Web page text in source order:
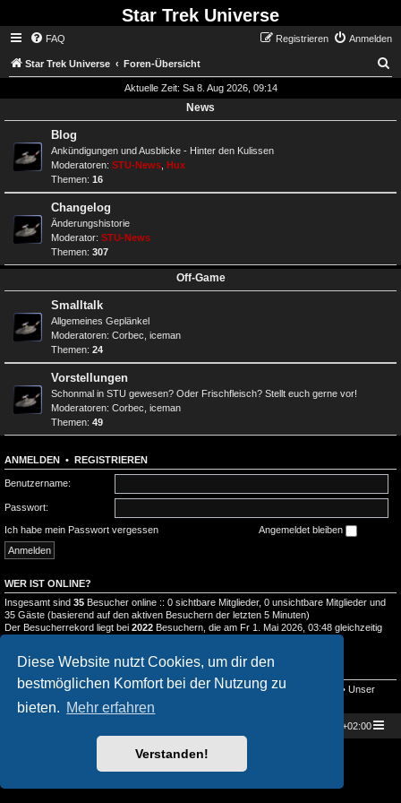
Diese Website nutzt Cookies, um dir den
bestmöglichen Komfort bei der Nutzung zu
bieten. Mehr erfahren
Verstanden!
Star Trek Universe
FAQ Anmelden
Registrieren
Star Trek Universe Foren-Übersicht
Aktuelle Zeit: Sa 8. Aug 2026, 09:14
News
Blog
Ankündigungen und Ausblicke - Hinter den Kulissen
Moderatoren: STU-News Hux
Themen: 16
Changelog
Änderungshistorie
Moderator: STU-News
Themen: 307
Off-Game
Smalltalk
Allgemeines Geplänkel
Moderatoren: Corbec iceman
Themen: 24
Vorstellungen
Schonmal in STU gewesen? Oder Frischfleisch? Stellt euch gerne vor!
Moderatoren: Corbec iceman
Themen: 49
ANMELDEN • REGISTRIEREN
Benutzername:
Passwort:
Ich habe mein Passwort vergessen Angemeldet bleiben
WER IST ONLINE?
Insgesamt sind 35 Besucher online :: 0 sichtbare Mitglieder, 0 unsichtbare Mitglieder und
35 Gäste (basierend auf den aktiven Besuchern der letzten 5 Minuten)
Der Besucherrekord liegt bei 2022 Besuchern, die am Fr 1. Mai 2026, 03:48 gleichzeitig
STATISTIK
Beiträge insgesamt 2545 • Themen insgesamt989• Mitglieder insgesamt
• Unser
neuestes Mitglied:
Doramaland_Elula
UTC+02:00
Powered byphpBB® Forum Software © phpBB Limited
phpBB.de